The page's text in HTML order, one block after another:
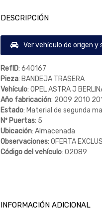
DESCRIPCIÓN
Ver vehículo de origen y
RefID: 640167
Pieza: BANDEJA TRASERA
Vehículo: OPEL ASTRA J
Año fabricación: 2009 2010
Estado: Material de segunda
Nº Puertas: 5
Ubicación: Almacenada
Observaciones: OFERTA
Código del vehículo: 02089
INFORMACIÓN ADICIONAL